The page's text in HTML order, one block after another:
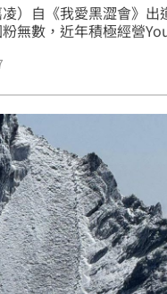
）自《我愛黑澀會》出
無數，近年積極經營
照的幕後花絮影片，揭
敬業！